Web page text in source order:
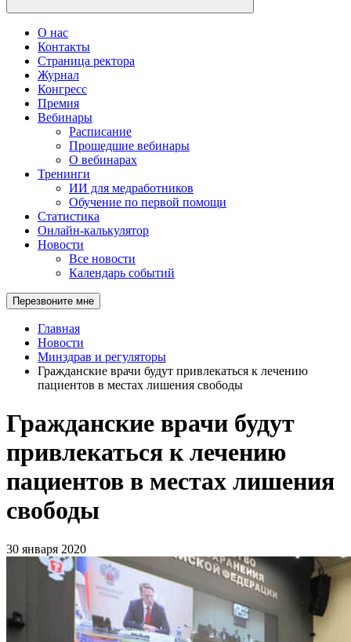
О нас
Контакты
Страница ректора
Журнал
Конгресс
Премия
Вебинары
Расписание
Прошедшие вебинары
О вебинарах
Тренинги
ИИ для медработников
Обучение по первой помощи
Статистика
Онлайн-калькулятор
Новости
Все новости
Календарь событий
Перезвоните мне
Главная
Новости
Минздрав и регуляторы
Гражданские врачи будут привлекаться к лечению
пациентов в местах лишения свободы
Гражданские врачи будут
привлекаться к лечению
пациентов в местах лишения
свободы
30 января 2020